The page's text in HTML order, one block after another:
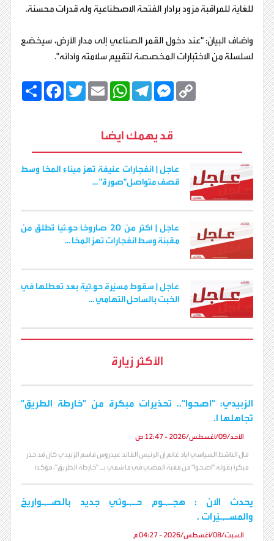
للغاية للمراقبة مزود برادار الفتحة الاصطناعية وله قدرات محسنة.
وأضاف البيان: "عند دخول القمر الصناعي إلى مدار الأرض، سيخضع
لسلسلة من الاختبارات المخصصة لتقييم سلامته وأدائه".
ا
F
a
k
T
w
E
m
W
h
A
p
T
e
r
m
M
e
n
e
r
C
k
قد يهمك ايضا
عاجل | انفجارات عنيفة تهز ميناء المخا وسط
قصف متواصل"صورة" ...
عاجل | أكثر من 20 صاروخًا حو.ثيًا تُطلق من
مقبنة وسط انفجارات تهز المخا ...
عاجل | سقوط مسيّرة حو.ثية بعد تعطلها في
الخبت بالساحل التهامي ...
الأكثر زيارة
الزبيدي: "اصحوا".. تحذيرات مبكرة من "خارطة الطريق"
تجاهلها ا.
الأحد/09/أغسطس/2026 - 12:47 ص
قال الناشط السياسي اياد غانم إن الرئيس القائد عيدروس قاسم الزُبيدي كان قد حذر
مبكراً بقوله "اصحوا" من مغبة المضي في ما سُمي بـ "خارطة الطريق"، مؤكداً
يحدث الان : هجـ,ـوم حـ,ـوثي جديد بالصـ,ـواريخ
والمسـ,ـيّرات .
السبت/08/أغسطس/2026 - 04:27 م